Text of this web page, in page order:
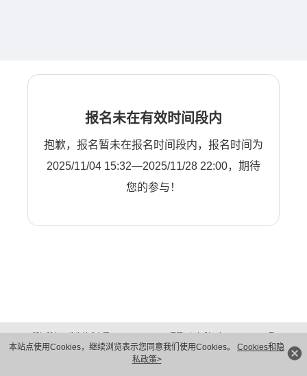
本站点使用Cookies，继续浏览表示您同意我们使用Cookies。 Cookies和隐
私政策>
报名未在有效时间段内
抱歉，报名暂未在报名时间段内，报名时间为
2025/11/04 15:32—2025/11/28 22:00，期待
您的参与！
隐私保护
法律声明